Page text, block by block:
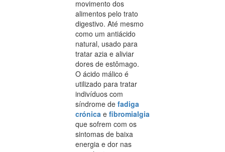
movimento dos
alimentos pelo trato
digestivo. Até mesmo
como um antiácido
natural, usado para
tratar azia e aliviar
dores de estômago.
O ácido málico é
utilizado para tratar
indivíduos com
síndrome de fadiga
crónica e fibromialgia
que sofrem com os
sintomas de baixa
energia e dor nas